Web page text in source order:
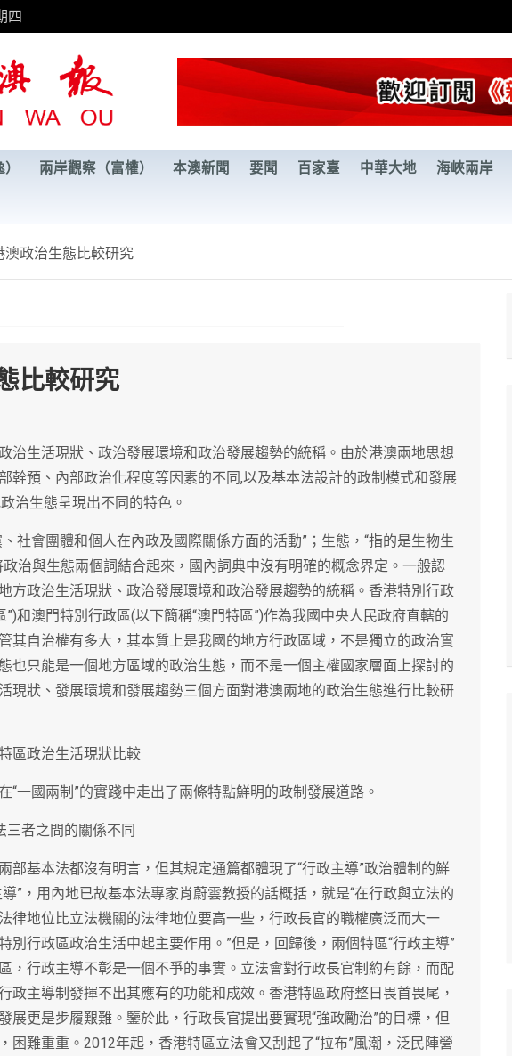
四
兩岸觀察（富權） 本澳新聞 要聞 百家臺 中華大地 海峽兩岸
澳政治生態比較研究
比較研究
治生活現狀、政治發展環境和政治發展趨勢的統稱。由於港澳兩地思想
幹預、內部政治化程度等因素的不同,以及基本法設計的政制模式和發展
治生態呈現出不同的特色。
社會團體和個人在內政及國際關係方面的活動”；生態，“指的是生物生
治與生態兩個詞結合起來，國內詞典中沒有明確的概念界定。一般認
方政治生活現狀、政治發展環境和政治發展趨勢的統稱。香港特別行政
”)和澳門特別行政區(以下簡稱“澳門特區”)作為我國中央人民政府直轄的
其自治權有多大，其本質上是我國的地方行政區域，不是獨立的政治實
也只能是一個地方區域的政治生態，而不是一個主權國家層面上探討的
現狀、發展環境和發展趨勢三個方面對港澳兩地的政治生態進行比較研
區政治生活現狀比較
“一國兩制”的實踐中走出了兩條特點鮮明的政制發展道路。
者之間的關係不同
部基本法都沒有明言，但其規定通篇都體現了“行政主導”政治體制的鮮
”，用內地已故基本法專家肖蔚雲教授的話概括，就是“在行政與立法的
律地位比立法機關的法律地位要高一些，行政長官的職權廣泛而大一
別行政區政治生活中起主要作用。”但是，回歸後，兩個特區“行政主導”
，行政主導不彰是一個不爭的事實。立法會對行政長官制約有餘，而配
政主導制發揮不出其應有的功能和成效。香港特區政府整日畏首畏尾，
展更是步履艱難。鑒於此，行政長官提出要實現“強政勵治”的目標，但
困難重重。2012年起，香港特區立法會又刮起了“拉布”風潮，泛民陣營